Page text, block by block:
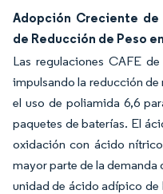
Adopción Creciente de
de Reducción de Peso
Las regulaciones CAFE
impulsando la reducción de
el uso de poliamida 6,6
paquetes de baterías. El
oxidación con ácido
mayor parte de la demanda
unidad de ácido adípico de